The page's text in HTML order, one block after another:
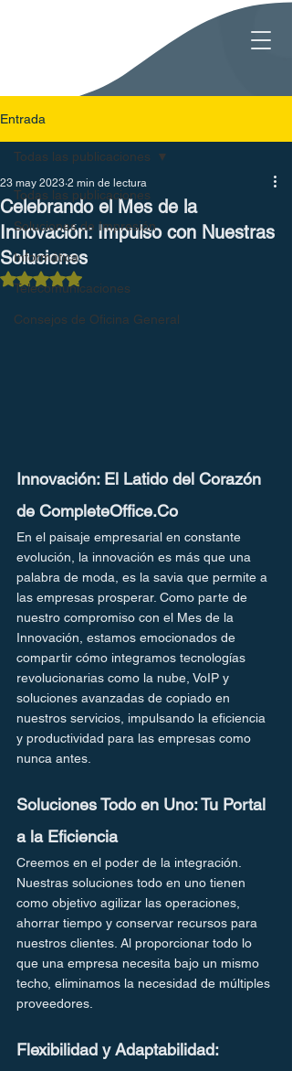
Entrada
Todas las publicaciones
Soluciones de Impresión
Informática
Telecomunicaciones
Consejos de Oficina General
Todas las publicaciones
Celebrando el Mes de la
Innovación: Impulso con Nuestras
Soluciones
23 may 2023 2 min de lectura
Obtuvo NaN de 5 estrellas.
Innovación: El Latido del Corazón
de CompleteOffice.Co
En el paisaje empresarial en constante
evolución, la innovación es más que una
palabra de moda, es la savia que permite a
las empresas prosperar. Como parte de
nuestro compromiso con el Mes de la
Innovación, estamos emocionados de
compartir cómo integramos tecnologías
revolucionarias como la nube, VoIP y
soluciones avanzadas de copiado en
nuestros servicios, impulsando la eficiencia
y productividad para las empresas como
nunca antes.
Soluciones Todo en Uno: Tu Portal
a la Eficiencia
Creemos en el poder de la integración.
Nuestras soluciones todo en uno tienen
como objetivo agilizar las operaciones,
ahorrar tiempo y conservar recursos para
nuestros clientes. Al proporcionar todo lo
que una empresa necesita bajo un mismo
techo, eliminamos la necesidad de múltiples
proveedores.
Flexibilidad y Adaptabilidad: